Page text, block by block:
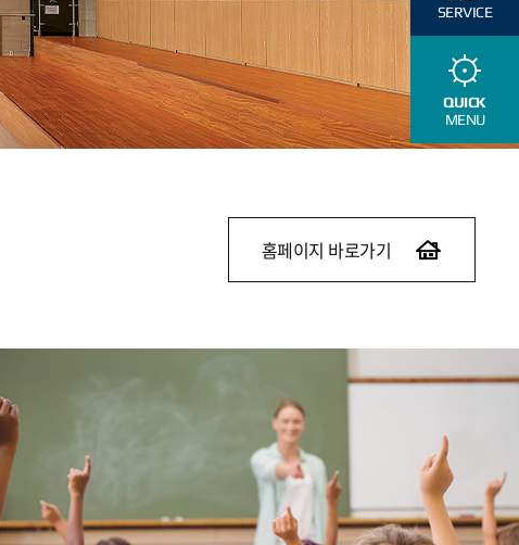
홈페이지 바로가기
SERVICE
QUICK
MENU